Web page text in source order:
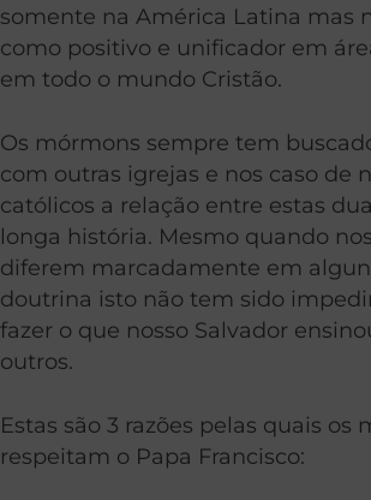
somente na América Latina mas
como positivo e unificador em
em todo o mundo Cristão.
Os mórmons sempre tem
com outras igrejas e nos caso de
católicos a relação entre estas
longa história. Mesmo quando
diferem marcadamente em
doutrina isto não tem sido
fazer o que nosso Salvador
outros.
Estas são 3 razões pelas quais os
respeitam o Papa Francisco: